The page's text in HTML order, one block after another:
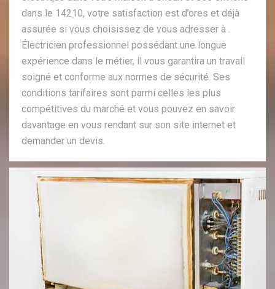
dans le 14210, votre satisfaction est d’ores et déjà
assurée si vous choisissez de vous adresser à .
Électricien professionnel possédant une longue
expérience dans le métier, il vous garantira un travail
soigné et conforme aux normes de sécurité. Ses
conditions tarifaires sont parmi celles les plus
compétitives du marché et vous pouvez en savoir
davantage en vous rendant sur son site internet et
demander un devis.